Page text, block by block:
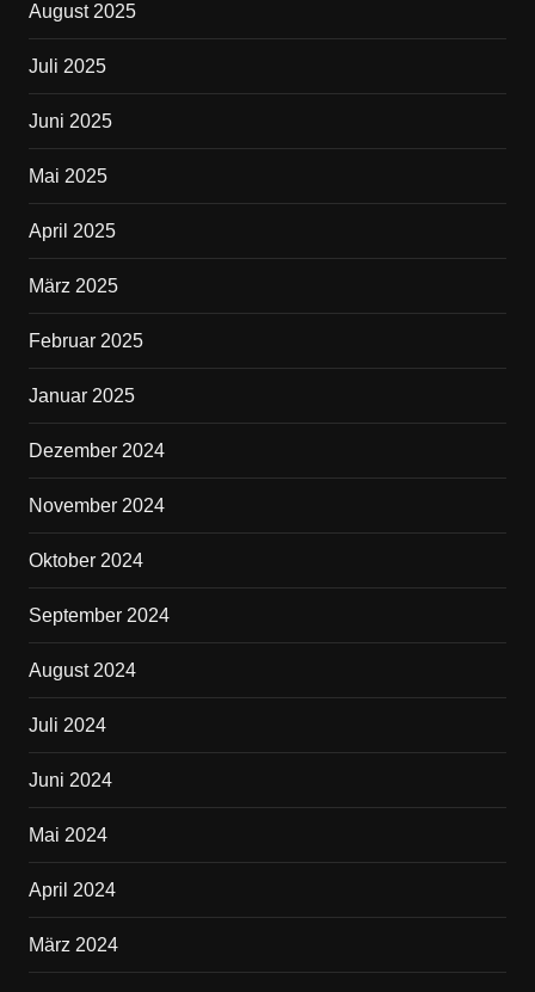
August 2025
Juli 2025
Juni 2025
Mai 2025
April 2025
März 2025
Februar 2025
Januar 2025
Dezember 2024
November 2024
Oktober 2024
September 2024
August 2024
Juli 2024
Juni 2024
Mai 2024
April 2024
März 2024